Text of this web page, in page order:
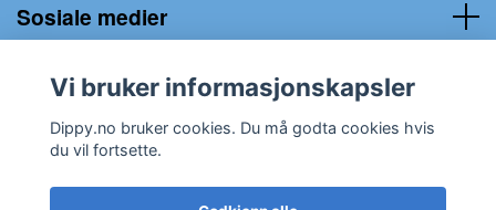
Sosiale medier
Kundeservice:
Vi bruker informasjonskapsler
Dippy.no bruker cookies. Du må godta cookies hvis
du vil fortsette.